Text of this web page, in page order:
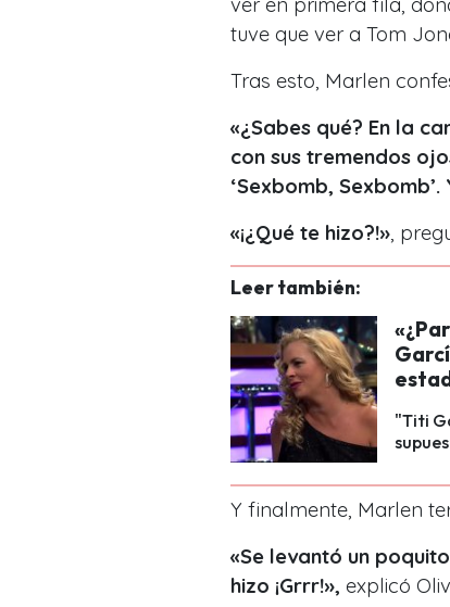
ver en primera fila,
tuve que ver a Tom
Tras esto, Marlen
«¿Sabes qué? En la
con sus tremendos
‘Sexbomb,
«¡¿Qué te hizo?!»,
Leer también:
"Titi
Y finalmente, Marlen
«Se levantó un
hizo ¡Grrr!», explicó